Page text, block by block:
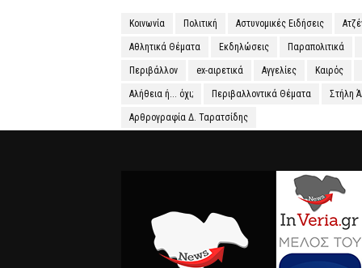
Κοινωνία Πολιτική Αστυνομικές Ειδήσεις
Αθλητικά Θέματα Εκδηλώσεις Παραπολιτικά
Περιβάλλον ex-αιρετικά Αγγελίες Καιρός
Αλήθεια ή... όχι; Περιβαλλοντικά Θέματα Στήλη
Αρθρογραφία Δ. Ταρατσίδης